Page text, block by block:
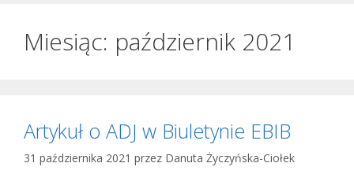
Miesiąc: październik 2021
Artykuł o ADJ w Biuletynie EBIB
31 października 2021 przez Danuta Życzyńska-Ciołek